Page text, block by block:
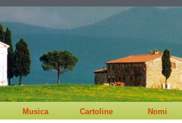
Musica Cartoline Nomi